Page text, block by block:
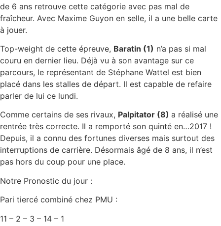
de 6 ans retrouve cette catégorie avec pas mal de
fraîcheur. Avec Maxime Guyon en selle, il a une belle carte
à jouer.
Top-weight de cette épreuve, Baratin (1) n’a pas si mal
couru en dernier lieu. Déjà vu à son avantage sur ce
parcours, le représentant de Stéphane Wattel est bien
placé dans les stalles de départ. Il est capable de refaire
parler de lui ce lundi.
Comme certains de ses rivaux, Palpitator (8) a réalisé une
rentrée très correcte. Il a remporté son quinté en…2017 !
Depuis, il a connu des fortunes diverses mais surtout des
interruptions de carrière. Désormais âgé de 8 ans, il n’est
pas hors du coup pour une place.
Notre Pronostic du jour :
Pari tiercé combiné chez PMU :
11 – 2 – 3 – 14 – 1